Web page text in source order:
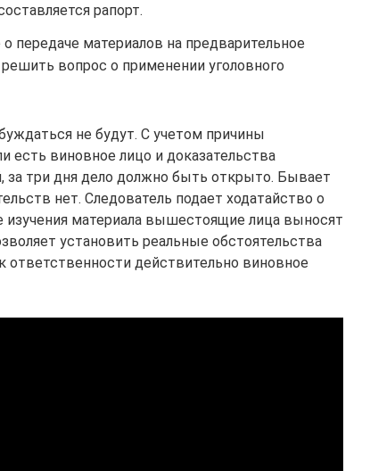
рапорт.
передаче материалов на предварительное
вопрос о применении уголовного
не будут. С учетом причины
есть виновное лицо и доказательства
за три дня дело должно быть открыто. Бывает
нет. Следователь подает ходатайство о
изучения материала вышестоящие лица выносят
установить реальные обстоятельства
ответственности действительно виновное